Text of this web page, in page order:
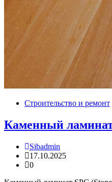
Строительство и ремонт
Каменный ламинат
Sibadmin
17.10.2025
0